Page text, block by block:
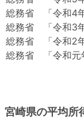
総務省 「令和4
総務省 「令和3
総務省 「令和2
総務省 「令和元
宮崎県の平均所